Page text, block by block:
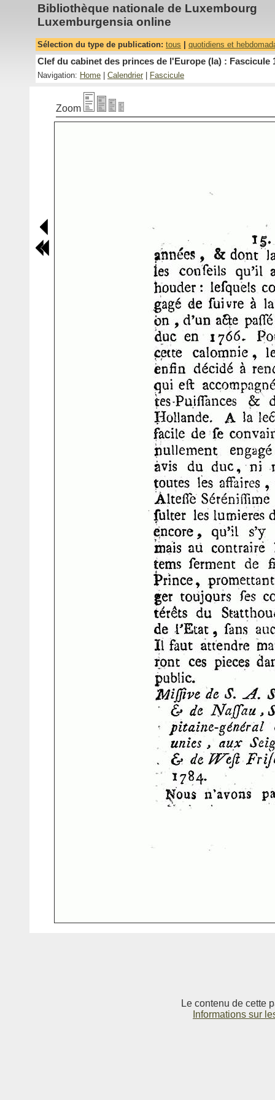
Bibliothèque nationale de Luxembourg
Luxemburgensia online
Sélection du type de publication: tous quotidiens et
Clef du cabinet des princes de l'Europe (la) : Fascicule
Navigation: Home Calendrier Fascicule
Zoom
Le contenu de cette
Informations sur